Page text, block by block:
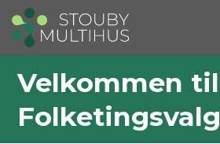
Velkommen til
Folketingsvalg